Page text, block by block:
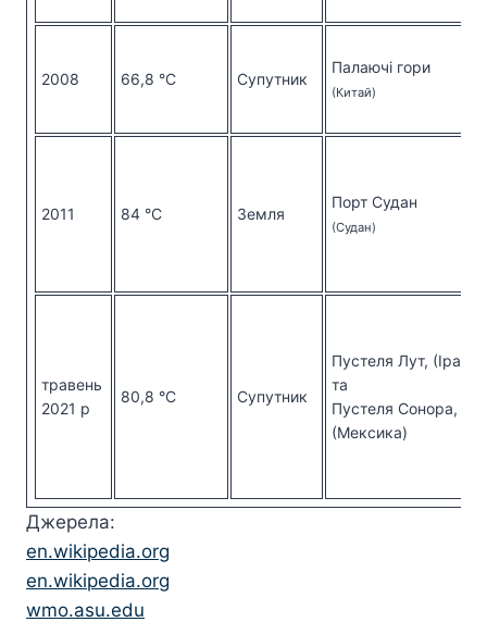
2008 66,8 °C Супутник
Палаючі гори
(Китай)
2011 84 °C Земля
Порт Судан
(Судан)
травень
2021 р
80,8 °C Супутник
Пустеля Лут, (Іран)
та
Пустеля Сонора,
(Мексика)
Джерела:
en.wikipedia.org
en.wikipedia.org
wmo.asu.edu